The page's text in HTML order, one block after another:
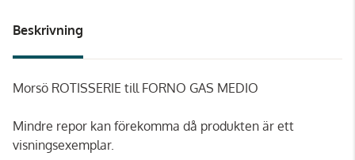
Beskrivning
Morsö ROTISSERIE till FORNO GAS MEDIO
Mindre repor kan förekomma då produkten är ett
visningsexemplar.